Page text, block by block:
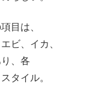
目は、
ビ、イカ、
、各
タイル。